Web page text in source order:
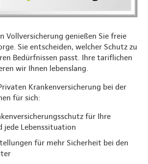
Vollversicherung genießen Sie freie
Sie entscheiden, welcher Schutz zu
Bedürfnissen passt. Ihre tariflichen
wir Ihnen lebenslang.
Krankenversicherung bei der
für sich:
für Ihre
jede Lebenssituation
für mehr Sicherheit bei den